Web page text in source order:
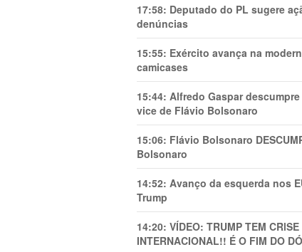
17:58: Deputado do PL sugere
denúncias
15:55: Exército avança na
camicases
15:44: Alfredo Gaspar
vice de Flávio Bolsonaro
15:06: Flávio Bolsonaro
Bolsonaro
14:52: Avanço da esquerda nos
Trump
14:20: VÍDEO: TRUMP TEM
INTERNACIONAL!! É O FIM DO